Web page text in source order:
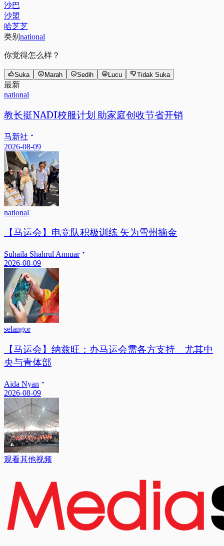
沙巴
沙盟
哈芝芝
类别 national
你觉得怎么样？
Suka Marah Sedih Lucu Tidak Suka
最新
national
教长挺NADI校服计划 助家庭创收节省开销
马新社
2026-08-09
national
【马运会】电竞队积极训练 矢为雪州摘金
Suhaila Shahrul Annuar
2026-08-09
selangor
【马运会】纳兹旺：办马运会需各方支持 尤其中
央与青体部
Aida Nyan
2026-08-09
观看其他视频